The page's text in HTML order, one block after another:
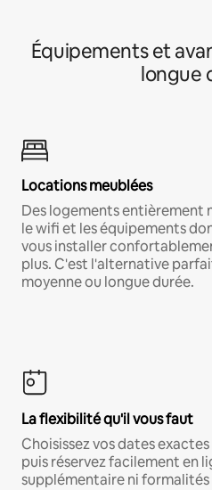
Équipements et
longue
Locations meublées
Des logements entièrement
le wifi et les équipements
vous installer
plus. C'est l'alternative
moyenne ou longue durée.
La flexibilité qu'il vous faut
Choisissez vos dates
puis réservez facilement en
supplémentaire ni